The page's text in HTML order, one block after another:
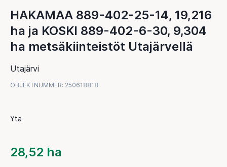
HAKAMAA 889-402-25-14, 19,216
ha ja KOSKI 889-402-6-30, 9,304
ha metsäkiinteistöt Utajärvellä
Utajärvi
OBJEKTNUMMER: 250618818
Yta
28,52 ha